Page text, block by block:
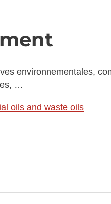
environnementales,
…
oils and waste oils